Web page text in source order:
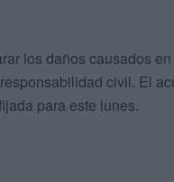
los daños causados
civil. El
para este lunes.